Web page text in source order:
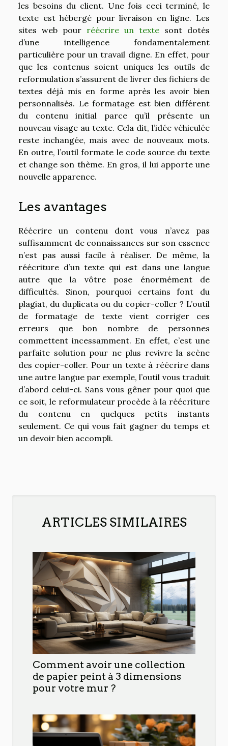
les besoins du client. Une fois ceci terminé, le
texte est hébergé pour livraison en ligne. Les
sites web pour réécrire un texte sont dotés
d’une intelligence fondamentalement
particulière pour un travail digne. En effet, pour
que les contenus soient uniques les outils de
reformulation s’assurent de livrer des fichiers de
textes déjà mis en forme après les avoir bien
personnalisés. Le formatage est bien différent
du contenu initial parce qu’il présente un
nouveau visage au texte. Cela dit, l’idée véhiculée
reste inchangée, mais avec de nouveaux mots.
En outre, l’outil formate le code source du texte
et change son thème. En gros, il lui apporte une
nouvelle apparence.
Les avantages
Réécrire un contenu dont vous n’avez pas
suffisamment de connaissances sur son essence
n’est pas aussi facile à réaliser. De même, la
réécriture d’un texte qui est dans une langue
autre que la vôtre pose énormément de
difficultés. Sinon, pourquoi certains font du
plagiat, du duplicata ou du copier-coller ? L’outil
de formatage de texte vient corriger ces
erreurs que bon nombre de personnes
commettent incessamment. En effet, c’est une
parfaite solution pour ne plus revivre la scène
des copier-coller. Pour un texte à réécrire dans
une autre langue par exemple, l’outil vous traduit
d’abord celui-ci. Sans vous gêner pour quoi que
ce soit, le reformulateur procède à la réécriture
du contenu en quelques petits instants
seulement. Ce qui vous fait gagner du temps et
un devoir bien accompli.
ARTICLES SIMILAIRES
Comment avoir une collection
de papier peint à 3 dimensions
pour votre mur ?